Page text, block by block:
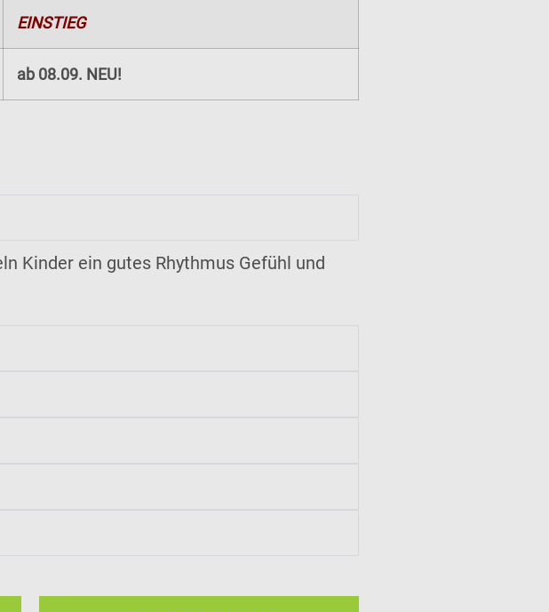
EINSTIEG
ab 08.09. NEU!
Kinder ein gutes Rhythmus Gefühl und